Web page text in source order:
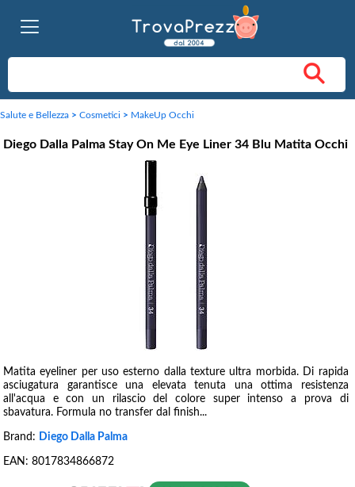
Salute e Bellezza > Cosmetici > MakeUp Occhi
Diego Dalla Palma Stay On Me Eye Liner 34 Blu Matita Occhi
Matita eyeliner per uso esterno dalla texture ultra morbida. Di rapida
asciugatura garantisce una elevata tenuta una ottima resistenza
all'acqua e con un rilascio del colore super intenso a prova di
sbavatura. Formula no transfer dal finish...
Brand: Diego Dalla Palma
EAN: 8017834866872